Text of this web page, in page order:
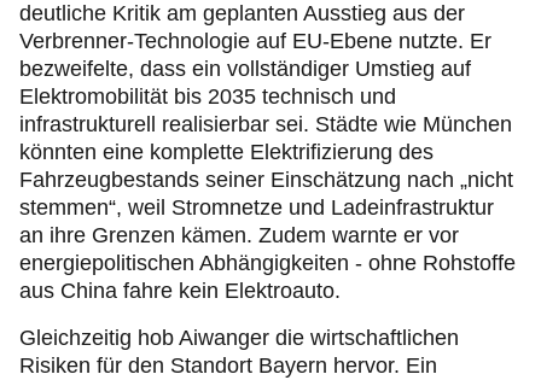
deutliche Kritik am geplanten Ausstieg aus der
Verbrenner-Technologie auf EU-Ebene nutzte. Er
bezweifelte, dass ein vollständiger Umstieg auf
Elektromobilität bis 2035 technisch und
infrastrukturell realisierbar sei. Städte wie München
könnten eine komplette Elektrifizierung des
Fahrzeugbestands seiner Einschätzung nach „nicht
stemmen“, weil Stromnetze und Ladeinfrastruktur
an ihre Grenzen kämen. Zudem warnte er vor
energiepolitischen Abhängigkeiten - ohne Rohstoffe
aus China fahre kein Elektroauto.
Gleichzeitig hob Aiwanger die wirtschaftlichen
Risiken für den Standort Bayern hervor. Ein